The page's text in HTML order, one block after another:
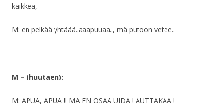
kaikkea,
M: en pelkää yhtäää..aaapuuaa.., mä putoon vetee..
M – (huutaen):
M: APUA, APUA !! MÄ EN OSAA UIDA ! AUTTAKAA !